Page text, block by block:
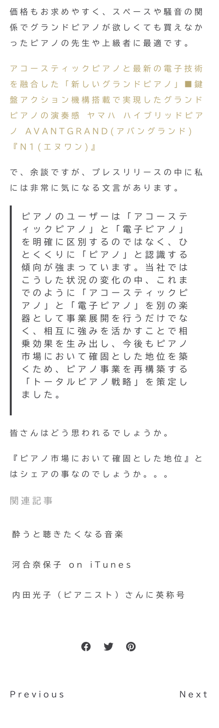
価格もお求めやすく、スペースや騒音の関
係でグランドピアノが欲しくても買えなか
ったピアノの先生や上級者に最適です。
アコースティックピアノと最新の電子技術
を融合した「新しいグランドピアノ」■鍵
盤アクション機構搭載で実現したグランド
ピアノの演奏感 ヤマハ ハイブリッドピア
ノ AVANTGRAND(アバングランド)
『N1(エヌワン)』
で、余談ですが、プレスリリースの中に私
には非常に気になる文言があります。
ピアノのユーザーは「アコーステ
ィックピアノ」と「電子ピアノ」
を明確に区別するのではなく、ひ
とくくりに「ピアノ」と認識する
傾向が強まっています。当社では
こうした状況の変化の中、これま
でのように「アコースティックピ
アノ」と「電子ピアノ」を別の楽
器として事業展開を行うだけでな
く、相互に強みを活かすことで相
乗効果を生み出し、今後もピアノ
市場において確固とした地位を築
くため、ピアノ事業を再構築する
「トータルピアノ戦略」を策定し
ました。
皆さんはどう思われるでしょうか。
『ピアノ市場において確固とした地位』と
はシェアの事なのでしょうか。。。
関連記事
酔うと聴きたくなる音楽
河合奈保子 on iTunes
内田光子（ピアニスト）さんに英称号
Previous Next